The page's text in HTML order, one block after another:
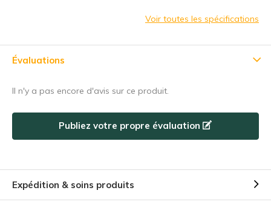
Voir toutes les spécifications
Évaluations
Il n'y a pas encore d'avis sur ce produit.
Publiez votre propre évaluation
Expédition & soins produits
Utilisez le code de réduction rapidement, avant qu'il n'expire !